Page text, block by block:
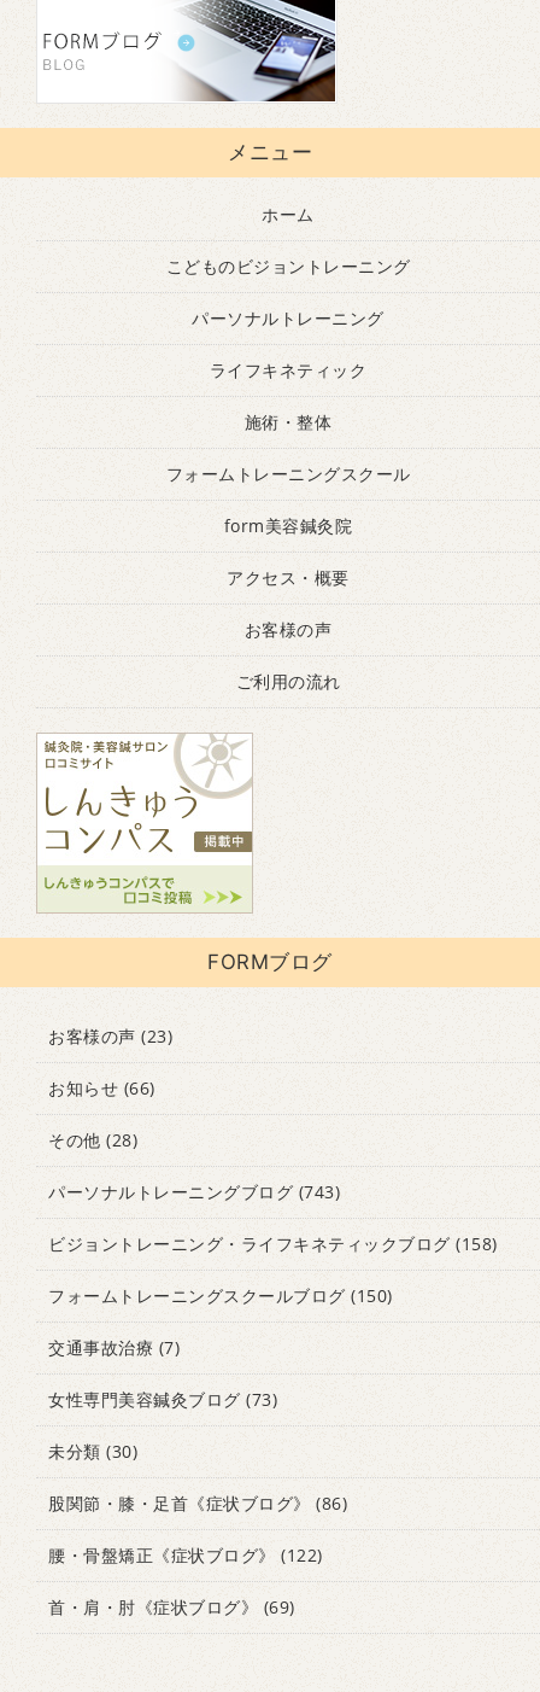
メニュー
ホーム
こどものビジョントレーニング
パーソナルトレーニング
ライフキネティック
施術・整体
フォームトレーニングスクール
form美容鍼灸院
アクセス・概要
お客様の声
ご利用の流れ
FORMブログ
お客様の声 (23)
お知らせ (66)
その他 (28)
パーソナルトレーニングブログ (743)
ビジョントレーニング・ライフキネティックブログ (158)
フォームトレーニングスクールブログ (150)
交通事故治療 (7)
女性専門美容鍼灸ブログ (73)
未分類 (30)
股関節・膝・足首《症状ブログ》 (86)
腰・骨盤矯正《症状ブログ》 (122)
首・肩・肘《症状ブログ》 (69)